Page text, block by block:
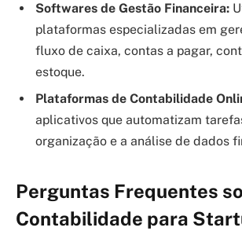
Softwares de Gestão Financeira:
plataformas especializadas em
fluxo de caixa, contas a pagar,
estoque.
Plataformas de Contabilidade
aplicativos que automatizam
organização e a análise de dados
Perguntas Frequentes
Contabilidade para